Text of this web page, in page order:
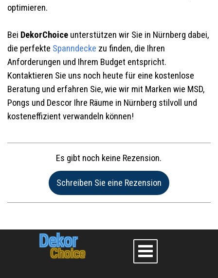
optimieren.
Bei DekorChoice unterstützen wir Sie in Nürnberg dabei,
die perfekte Spanndecke zu finden, die Ihren
Anforderungen und Ihrem Budget entspricht.
Kontaktieren Sie uns noch heute für eine kostenlose
Beratung und erfahren Sie, wie wir mit Marken wie MSD,
Pongs und Descor Ihre Räume in Nürnberg stilvoll und
kosteneffizient verwandeln können!
Es gibt noch keine Rezension.
Website im Internet:
Dekor
Choice